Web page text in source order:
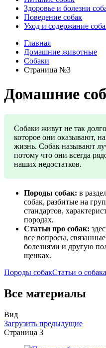
Здоровье и болезни
Поведение собак
Уход и содержание
Главная
Домашние животные
Собаки
Страница №3
Домашние
Собаки живут не так
которое они оказывают,
жизнь. Собак называют
потому что они всегда
наших недостатков.
Породы собак: в
собак, разбитые на
стандартов,
породах.
Статьи про собак:
все вопросы,
болезнями и другую
щенках.
Породы собакСтатьи о
Все материалы
Вид
Загрузить предыдущие
Страница 3